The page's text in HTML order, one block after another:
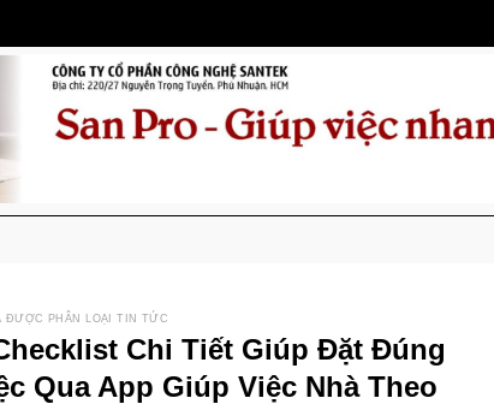
ĐƯỢC PHÂN LOẠI TIN TỨC
Chi Tiết Giúp Đặt Đúng
Qua App Giúp Việc Nhà Theo